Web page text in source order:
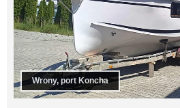
Wrony, port Koncha